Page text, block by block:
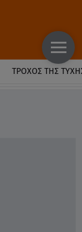
ΤΡΟΧΌΣ ΤΗΣ